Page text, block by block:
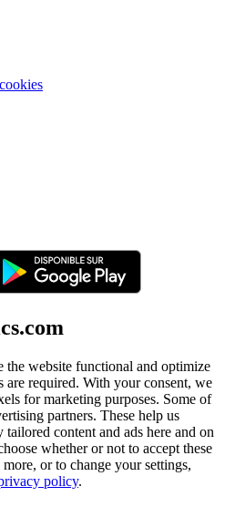
the website functional and optimize
are required. With your consent, we
for marketing purposes. Some of
partners. These help us
content and ads here and on
whether or not to accept these
or to change your settings,
policy.